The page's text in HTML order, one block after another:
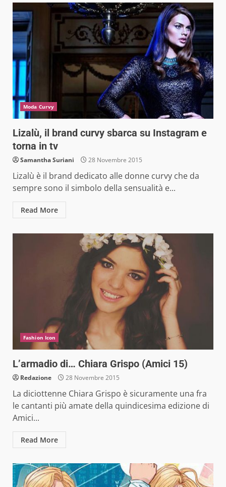
Moda Curvy
Lizalù, il brand curvy sbarca su Instagram e
torna in tv
Samantha Suriani 28 Novembre 2015
Lizalù è il brand dedicato alle donne curvy che da
sempre sono il simbolo della sensualità e...
Read More
Fashion Icon
L’armadio di… Chiara Grispo (Amici 15)
Redazione 28 Novembre 2015
La diciottenne Chiara Grispo è sicuramente una fra
le cantanti più amate della quindicesima edizione di
Amici...
Read More